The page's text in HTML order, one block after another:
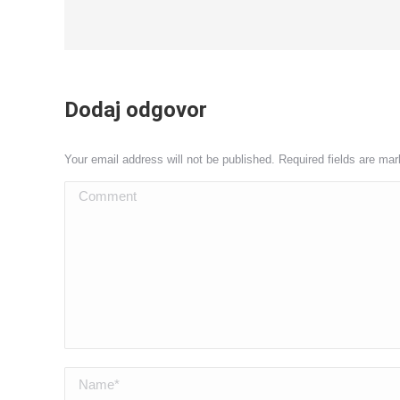
Dodaj odgovor
Your email address will not be published. Required fields are
Comment
Name *